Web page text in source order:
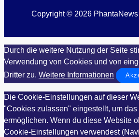
Copyright © 2026 PhantaNews
Durch die weitere Nutzung der Seite
Verwendung von Cookies und von
Dritter zu. Weitere Informationen
Die Cookie-Einstellungen auf dieser
"Cookies zulassen" eingestellt, um
ermöglichen. Wenn du diese Website
Cookie-Einstellungen verwendest